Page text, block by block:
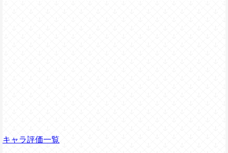
キャラ評価一覧